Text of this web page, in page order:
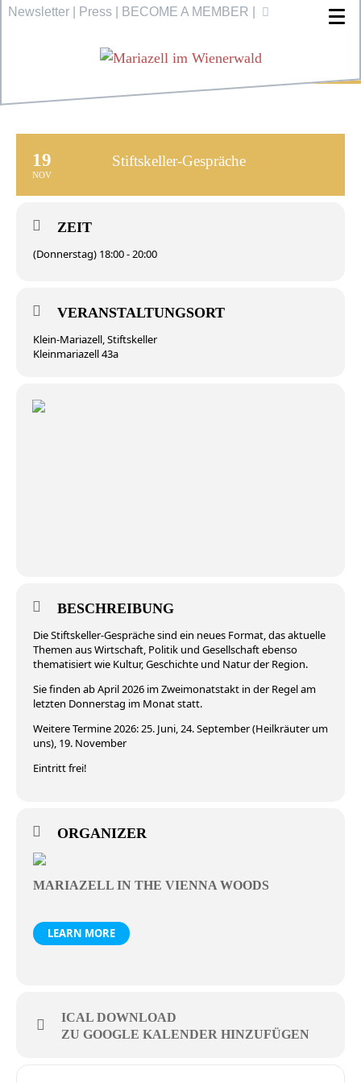
Newsletter Press BECOME A MEMBER
19
NOV
Stiftskeller-Gespräche
ZEIT
(Donnerstag) 18:00 - 20:00
VERANSTALTUNGSORT
Klein-Mariazell, Stiftskeller
Kleinmariazell 43a
BESCHREIBUNG
Die Stiftskeller-Gespräche sind ein neues Format, das aktuelle
Themen aus Wirtschaft, Politik und Gesellschaft ebenso
thematisiert wie Kultur, Geschichte und Natur der Region.
Sie finden ab April 2026 im Zweimonatstakt in der Regel am
letzten Donnerstag im Monat statt.
Weitere Termine 2026: 25. Juni, 24. September (Heilkräuter um
uns), 19. November
Eintritt frei!
ORGANIZER
MARIAZELL IN THE VIENNA WOODS
LEARN MORE
ICAL DOWNLOAD
ZU GOOGLE KALENDER HINZUFÜGEN